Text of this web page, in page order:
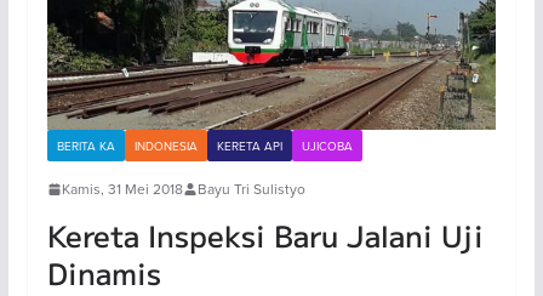
BERITA KA INDONESIA KERETA API UJICOBA
Kamis, 31 Mei 2018 Bayu Tri Sulistyo
Kereta Inspeksi Baru Jalani Uji
Dinamis